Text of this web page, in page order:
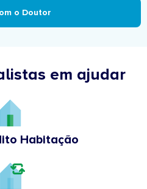
o Doutor
em ajudar
Habitação